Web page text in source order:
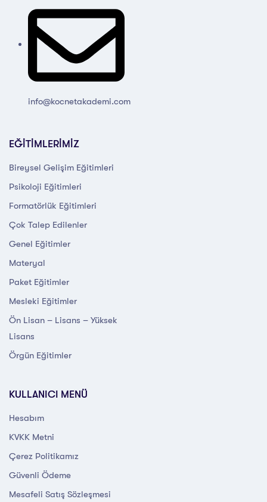
info@kocnetakademi.com
EĞİTİMLERİMİZ
Bireysel Gelişim Eğitimleri
Psikoloji Eğitimleri
Formatörlük Eğitimleri
Çok Talep Edilenler
Genel Eğitimler
Materyal
Paket Eğitimler
Mesleki Eğitimler
Ön Lisan – Lisans – Yüksek
Lisans
Örgün Eğitimler
KULLANICI MENÜ
Hesabım
KVKK Metni
Çerez Politikamız
Güvenli Ödeme
Mesafeli Satış Sözleşmesi